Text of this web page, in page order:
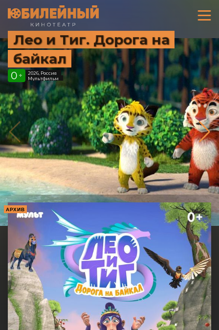
Лео и Тиг. Дорога на
байкал
0 +
2026, Россия
Мультфильм
АРХИВ